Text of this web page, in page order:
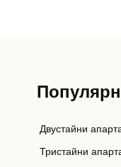
Двустайни
Тристайни